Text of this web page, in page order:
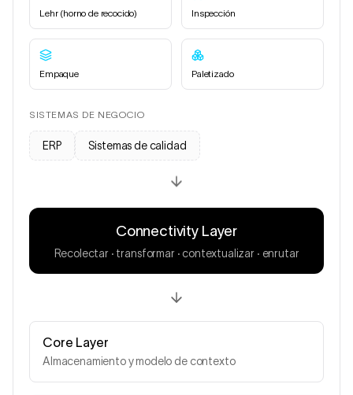
Lehr (horno de recocido) Inspección
Empaque Paletizado
SISTEMAS DE NEGOCIO
ERP Sistemas de calidad
Connectivity Layer
Recolectar · transformar · contextualizar · enrutar
Core Layer
Almacenamiento y modelo de contexto